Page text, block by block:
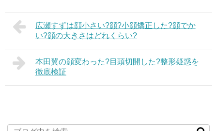
広瀬すずは顔小さい?顔?小顔矯正した?顔でか
い?顔の大きさはどれくらい?
本田翼の顔変わった?目頭切開した?整形疑惑を
徹底検証